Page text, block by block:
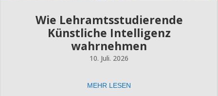
Wie Lehramtsstudierende
Künstliche Intelligenz
wahrnehmen
10. Juli. 2026
MEHR LESEN